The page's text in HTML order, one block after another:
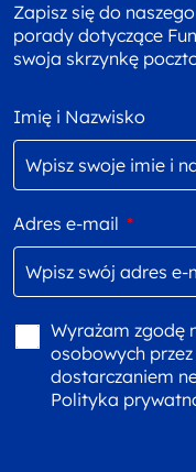
Zapisz się do
porady dotyczące
swoja skrzynkę
Imię i Nazwisko
Adres e-mail *
Wyrażam zgodę
osobowych
dostarczaniem
Polityka